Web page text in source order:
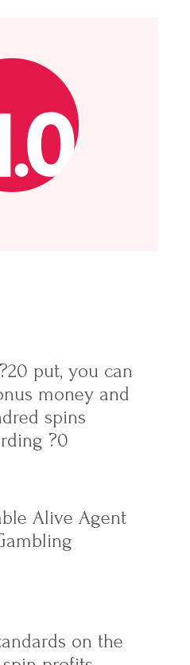
put, you can
money and
spins
?0
Alive Agent
on the